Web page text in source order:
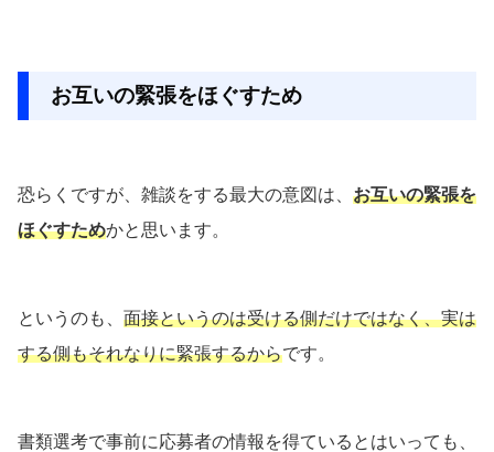
お互いの緊張をほぐすため
恐らくですが、雑談をする最大の意図は、 お互いの緊張を
ほぐすためかと思います。
というのも、 面接というのは受ける側だけではなく、実は
する側もそれなりに緊張するからです。
書類選考で事前に応募者の情報を得ているとはいっても、